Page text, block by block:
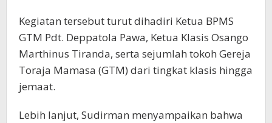
Kegiatan tersebut turut dihadiri Ketua BPMS
GTM Pdt. Deppatola Pawa, Ketua Klasis Osango
Marthinus Tiranda, serta sejumlah tokoh Gereja
Toraja Mamasa (GTM) dari tingkat klasis hingga
jemaat.
Lebih lanjut, Sudirman menyampaikan bahwa